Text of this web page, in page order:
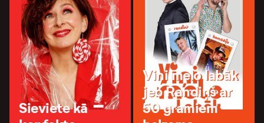
Sieviete kā
Viņi melo labāk
jeb Randiņš ar
50 gramiem